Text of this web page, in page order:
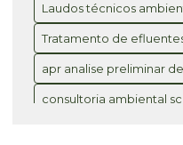
Consultoria Registro
Aprovação do Seu
Divulgação no novo
INOVA: Estudo de
Laudos técnicos
Tratamento de
apr analise preliminar
consultoria ambiental sc